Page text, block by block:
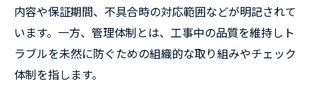
内容や保証期間、不具合時の対応範囲などが明記されて
います。一方、管理体制とは、工事中の品質を維持しト
ラブルを未然に防ぐための組織的な取り組みやチェック
体制を指します。